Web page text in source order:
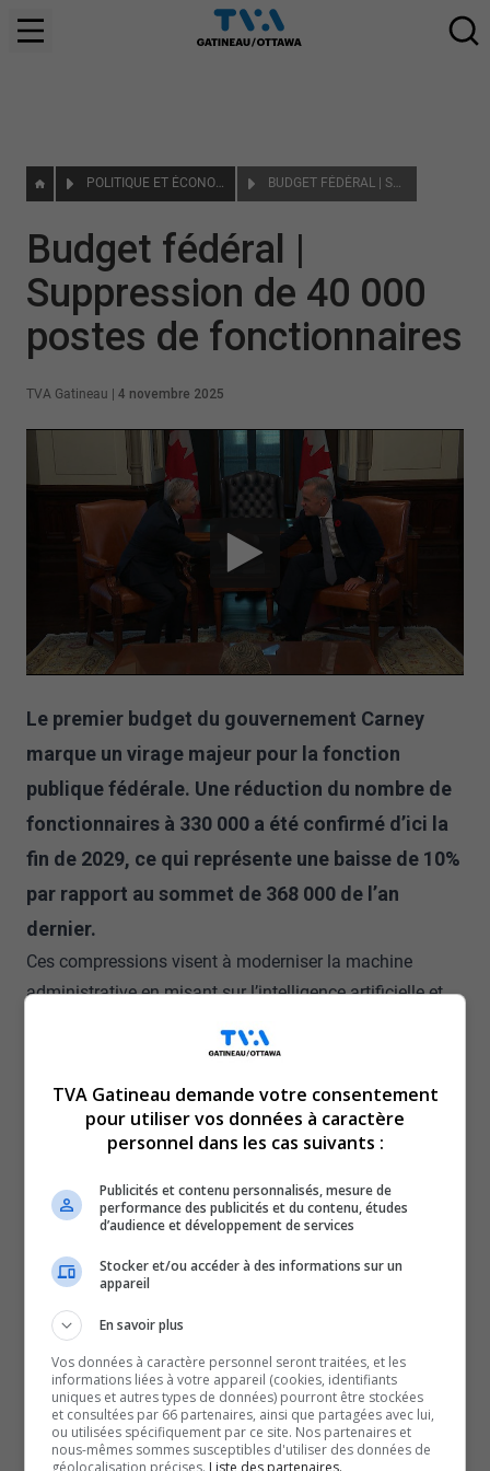
POLITIQUE ET ÉCONOMIE BUDGET FÉDÉRAL | SUPPRESSION DE 40 000 POSTES DE FONCTIONNAIRES
Budget fédéral |
Suppression de 40 000
postes de fonctionnaires
TVA Gatineau 4 novembre 2025
Le premier budget du gouvernement Carney
marque un virage majeur pour la fonction
publique fédérale. Une réduction du nombre de
fonctionnaires à 330 000 a été confirmé d’ici la
fin de 2029, ce qui représente une baisse de 10%
par rapport au sommet de 368 000 de l’an
dernier.
Ces compressions visent à moderniser la machine
administrative en misant sur l’intelligence artificielle et
Mais cette annonce suscite de vives inquiétudes dans la
région de la capitale nationale, où près de la moitié des
fonctionnaires fédéraux sont employés.
répercussions locales pourraient être considérables.
Ce sont des membres de la communauté qui risquent
de perdre leur gagne-pain. Il est essentiel que le
gouvernement fédéral travaille avec la Ville pour élaborer
un plan de transition et soutenir l’économie locale
déclaré.
Le Regroupement des gens d’affaires de la capitale
nationale et la Chambre de commerce de Gatineau
redoutent aussi des retombées négatives pour les PME,
TVA Gatineau demande votre consentement
pour utiliser vos données à caractère
personnel dans les cas suivants :
Publicités et contenu personnalisés, mesure de
performance des publicités et du contenu, études
d’audience et développement de services
Stocker et/ou accéder à des informations sur un
appareil
En savoir plus
Vos données à caractère personnel seront traitées, et les
informations liées à votre appareil (cookies, identifiants
uniques et autres types de données) pourront être stockées
et consultées par 66 partenaires, ainsi que partagées avec lui,
ou utilisées spécifiquement par ce site. Nos partenaires et
nous-mêmes sommes susceptibles d'utiliser des données de
géolocalisation précises. Liste des partenaires.